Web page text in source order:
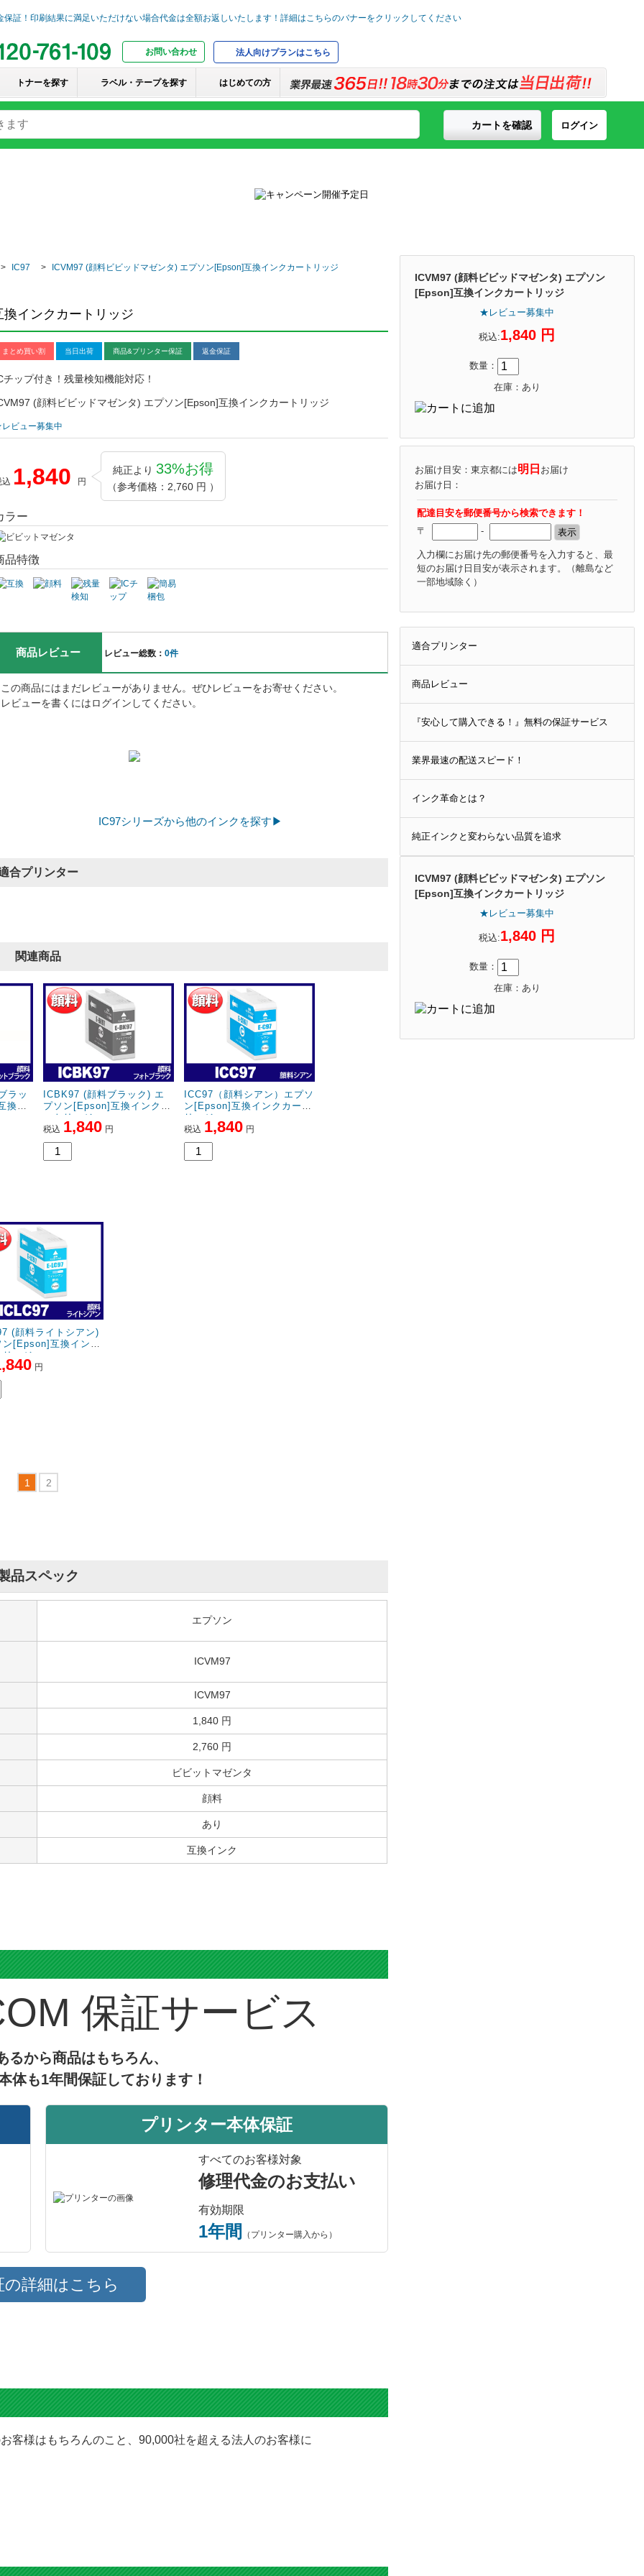
お問い合わせ 法人向けプランはこちら
トナーを探す ラベル・テープを探す はじめての方
ログイン
カートを確認
IC97 ICVM97 (顔料ビビッドマゼンタ) エプソン[Epson]互換インクカートリッジ
ICVM97 (顔料ビビッドマゼンタ) エプソン
[Epson]互換インクカートリッジ
★レビュー募集中
税込:1,840 円
数量：
在庫：あり
お届け目安：東京都には明日 お届け
お届け日：
配達目安を郵便番号から検索できます！
〒
-
入力欄にお届け先の郵便番号を入力すると、最
短のお届け日目安が表示されます。
（離島など
一部地域除く）
適合プリンター
商品レビュー
『安心して購入できる！』無料の保証サービス
業界最速の配送スピード！
インク革命とは？
純正インクと変わらない品質を追求
ICVM97 (顔料ビビッドマゼンタ) エプソン
[Epson]互換インクカートリッジ
★レビュー募集中
税込:1,840 円
数量：
在庫：あり
インクカートリッジ
まとめ買い割 当日出荷 商品&プリンター保証 返金保証
チップ付き！残量検知機能対応！
(顔料ビビッドマゼンタ) エプソン[Epson]互換インクカートリッジ
ビュー募集中
込 1,840 円
純正より 33%お得
（参考価格：2,760 円 ）
ラー
品特徴
商品レビュー レビュー総数： 0件
この商品にはまだレビューがありません。ぜひレビューをお寄せください。
レビューを書くにはログインしてください。
IC97シリーズから他のインクを探す▶
合プリンター
関連商品
ラッ
換イ
ICBK97 (顔料ブラック) エ
プソン[Epson]互換インクカ
ートリッジ
税込 1,840 円
ICC97（顔料シアン）エプソ
ン[Epson]互換インクカート
リッジ
税込 1,840 円
(顔料ライトシアン)
ン[Epson]互換インク
リッジ
円
品スペック
エプソン
ICVM97
ICVM97
1,840 円
2,760 円
ビビットマゼンタ
顔料
あり
互換インク
保証サービス
るから商品はもちろん、
体も1年間保証しております！
プリンター本体保証
すべてのお客様対象
修理代金のお支払い
有効期限
1年間 （プリンター購入から）
の詳細はこちら
客様はもちろんのこと、90,000社を超える法人のお客様に